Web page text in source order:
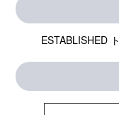
ESTABLISHED